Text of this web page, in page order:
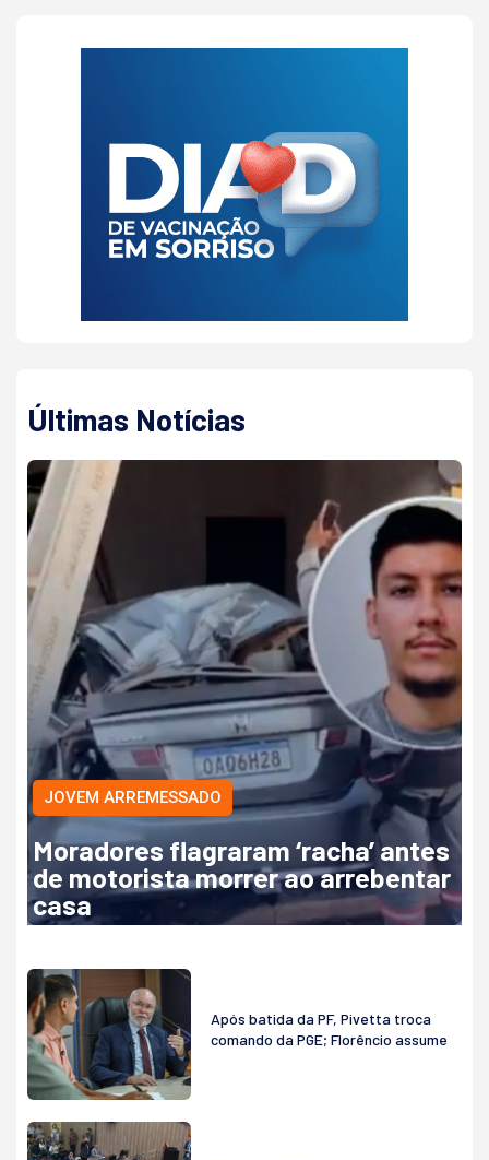
Últimas Notícias
JOVEM ARREMESSADO
Moradores flagraram ‘racha’ antes
de motorista morrer ao arrebentar
casa
Após batida da PF, Pivetta troca
comando da PGE; Florêncio assume